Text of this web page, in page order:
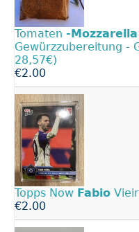
Tomaten -Mozzarella
Gewürzzubereitung -
28,57€)
€2.00
Topps Now Fabio
€2.00